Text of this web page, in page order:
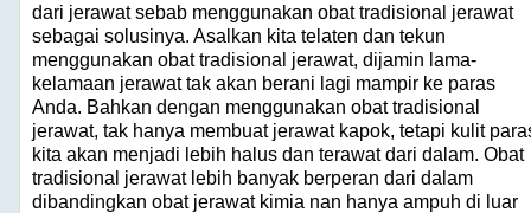
dari jerawat sebab menggunakan obat tradisional jerawat
sebagai solusinya. Asalkan kita telaten dan tekun
menggunakan obat tradisional jerawat, dijamin lama-
kelamaan jerawat tak akan berani lagi mampir ke paras
Anda. Bahkan dengan menggunakan obat tradisional
jerawat, tak hanya membuat jerawat kapok, tetapi kulit
kita akan menjadi lebih halus dan terawat dari dalam. Obat
tradisional jerawat lebih banyak berperan dari dalam
dibandingkan obat jerawat kimia nan hanya ampuh di luar